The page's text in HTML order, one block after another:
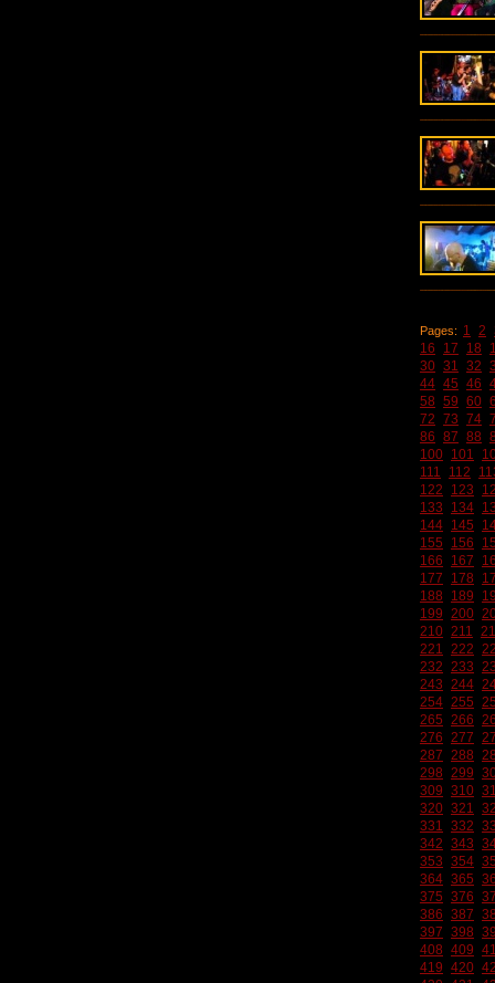
Pages: 1 2
16
17 18
30 31 32
44 45 46
58 59 60
72 73 74
86 87 88
100 101
111
112
122
123
133
134
144 145
155
156
166
167
177
178
188
189
199 200
210 211
221 222
232 233
243 244
254 255
265 266
276 277
287 288
298 299
309 310
320 321
331 332
342 343
353 354
364 365
375 376
386 387
397 398
408 409
419 420